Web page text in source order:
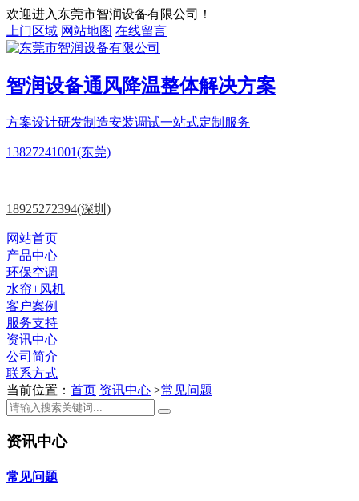
欢迎进入东莞市智润设备有限公司！
上门区域 网站地图 在线留言
智润设备通风降温整体解决方案
方案设计研发制造安装调试一站式定制服务
13827241001(东莞)
18925272394(深圳)
网站首页
产品中心
环保空调
水帘+风机
客户案例
服务支持
资讯中心
公司简介
联系方式
当前位置： 首页 资讯中心 >常见问题
资讯中心
常见问题